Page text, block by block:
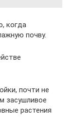
когда
почву.
почти не
засушливое
растения